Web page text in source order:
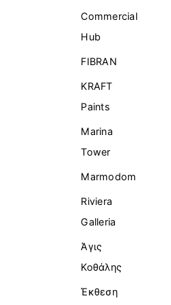
Commercial
Ηub
FIBRAN
KRAFT
Paints
Marina
Tower
Marmodom
Riviera
Galleria
Άγις
Κοθάλης
Έκθεση